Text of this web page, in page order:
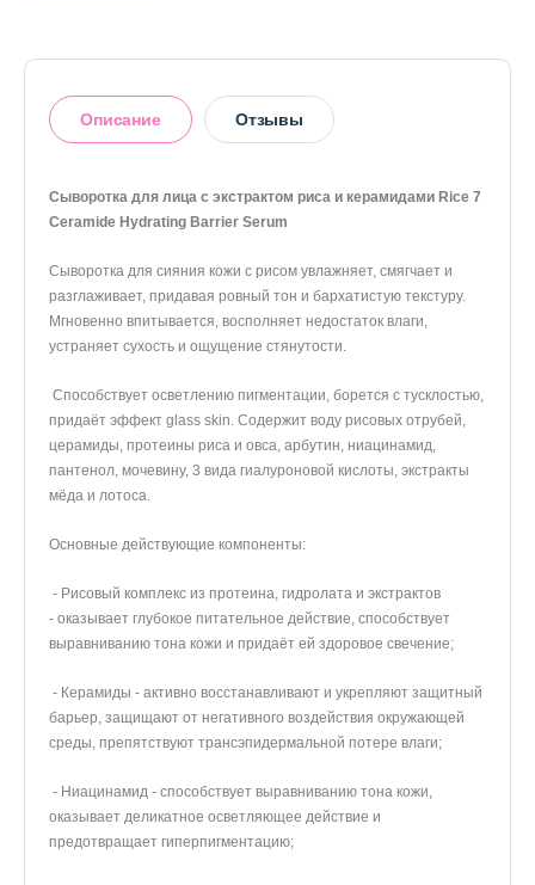
+7 (996) 962 69 66
Телефон Whats’APP Telegram
Описание Отзывы
Сыворотка для лица с экстрактом риса и керамидами Rice 7
Ceramide Hydrating Barrier Serum
Сыворотка для сияния кожи с рисом увлажняет, смягчает и
разглаживает, придавая ровный тон и бархатистую текстуру.
Мгновенно впитывается, восполняет недостаток влаги,
устраняет сухость и ощущение стянутости.
Способствует осветлению пигментации, борется с тусклостью,
придаёт эффект glass skin. Содержит воду рисовых отрубей,
церамиды, протеины риса и овса, арбутин, ниацинамид,
пантенол, мочевину, 3 вида гиалуроновой кислоты, экстракты
мёда и лотоса.
Основные действующие компоненты:
- Рисовый комплекс из протеина, гидролата и экстрактов
- оказывает глубокое питательное действие, способствует
выравниванию тона кожи и придаёт ей здоровое свечение;
- Керамиды - активно восстанавливают и укрепляют защитный
барьер, защищают от негативного воздействия окружающей
среды, препятствуют трансэпидермальной потере влаги;
- Ниацинамид - способствует выравниванию тона кожи,
оказывает деликатное осветляющее действие и
предотвращает гиперпигментацию;